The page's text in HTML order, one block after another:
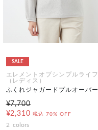
SALE
エレメントオブシンプルライフ
（レディス）
ふくれジャガードプルオーバー
¥7,700
¥2,310 税込 70% OFF
2 colors